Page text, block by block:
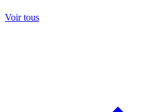
Voir tous